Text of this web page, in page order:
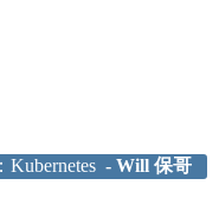
- Will 保哥